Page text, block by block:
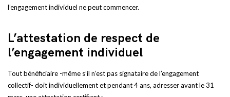
l’engagement individuel ne peut commencer.
L’attestation de respect de
l’engagement individuel
Tout bénéficiaire -même s’il n’est pas signataire de l’engagement
collectif- doit individuellement et pendant 4 ans, adresser avant le 31